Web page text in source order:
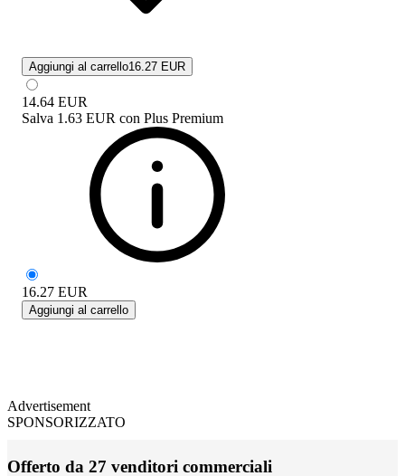
Aggiungi al carrello16.27 EUR
14.64 EUR
Salva 1.63 EUR con Plus Premium
16.27 EUR
Aggiungi al carrello
Advertisement
SPONSORIZZATO
Offerto da 27 venditori commerciali